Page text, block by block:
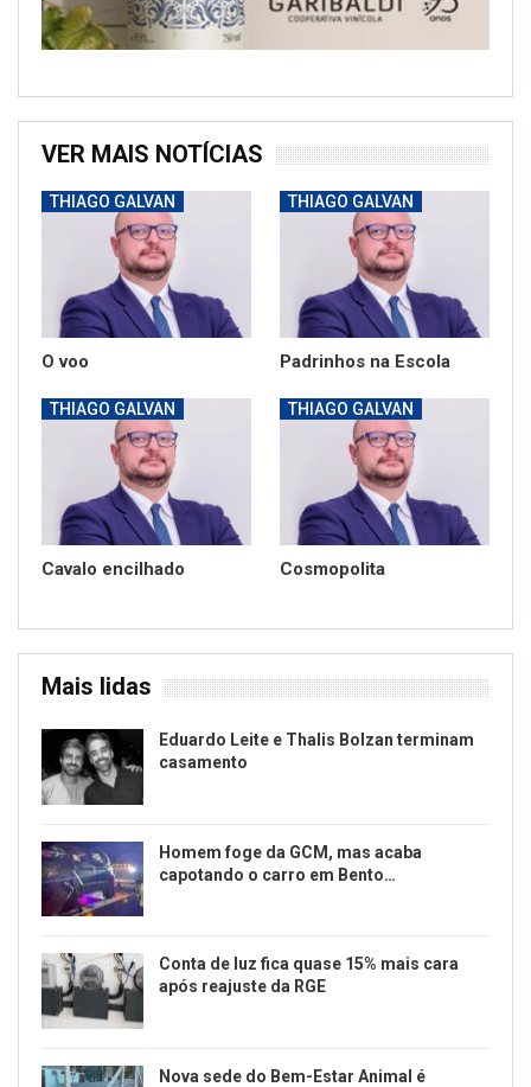
VER MAIS NOTÍCIAS
THIAGO GALVAN
O voo
THIAGO GALVAN
Padrinhos na Escola
THIAGO GALVAN
Cavalo encilhado
THIAGO GALVAN
Cosmopolita
Mais lidas
Eduardo Leite e Thalis Bolzan terminam
casamento
Homem foge da GCM, mas acaba
capotando o carro em Bento…
Conta de luz fica quase 15% mais cara
após reajuste da RGE
Nova sede do Bem-Estar Animal é